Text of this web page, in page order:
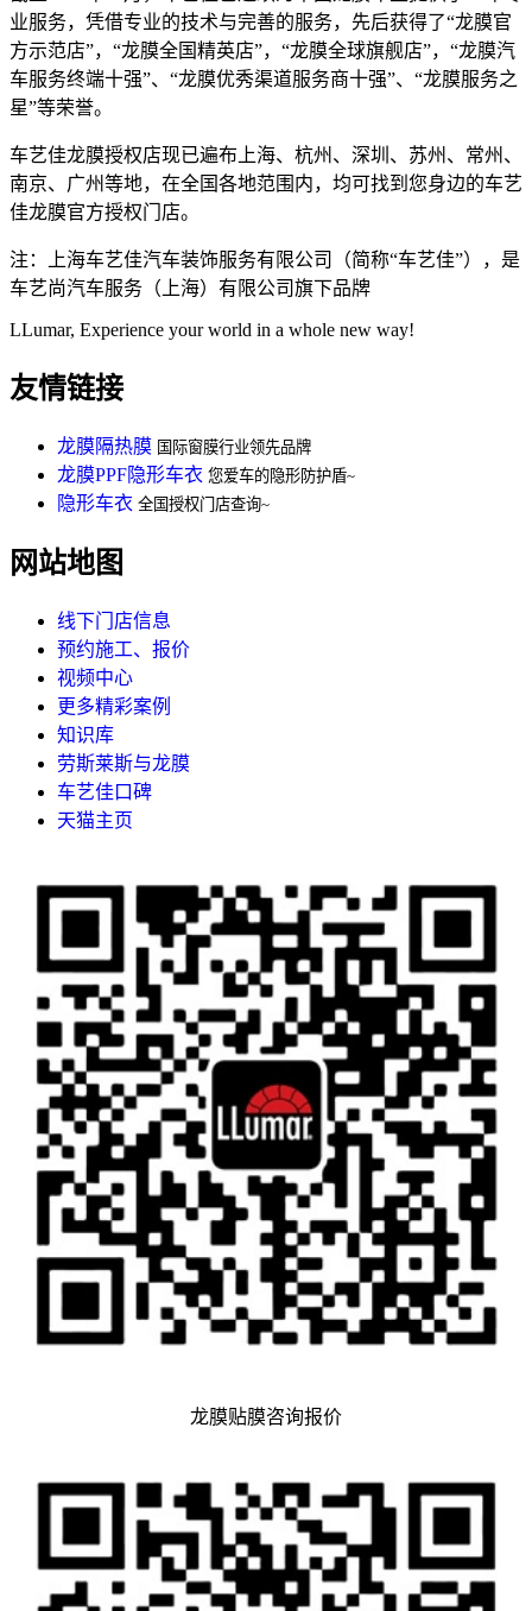
业服务，凭借专业的技术与完善的服务，先后获得了“龙膜官
方示范店”，“龙膜全国精英店”，“龙膜全球旗舰店”，“龙膜汽
车服务终端十强”、“龙膜优秀渠道服务商十强”、“龙膜服务之
星”等荣誉。
车艺佳龙膜授权店现已遍布上海、杭州、深圳、苏州、常州、
南京、广州等地，在全国各地范围内，均可找到您身边的车艺
佳龙膜官方授权门店。
注：上海车艺佳汽车装饰服务有限公司（简称“车艺佳”），是
车艺尚汽车服务（上海）有限公司旗下品牌
LLumar, Experience your world in a whole new way!
友情链接
龙膜隔热膜 国际窗膜行业领先品牌
龙膜PPF隐形车衣 您爱车的隐形防护盾~
隐形车衣 全国授权门店查询~
网站地图
线下门店信息
预约施工、报价
视频中心
更多精彩案例
知识库
劳斯莱斯与龙膜
车艺佳口碑
天猫主页
龙膜贴膜咨询报价